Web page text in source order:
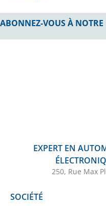
ABONNEZ-VOUS À NOTRE
EXPERT EN
250, Rue Max
SOCIÉTÉ